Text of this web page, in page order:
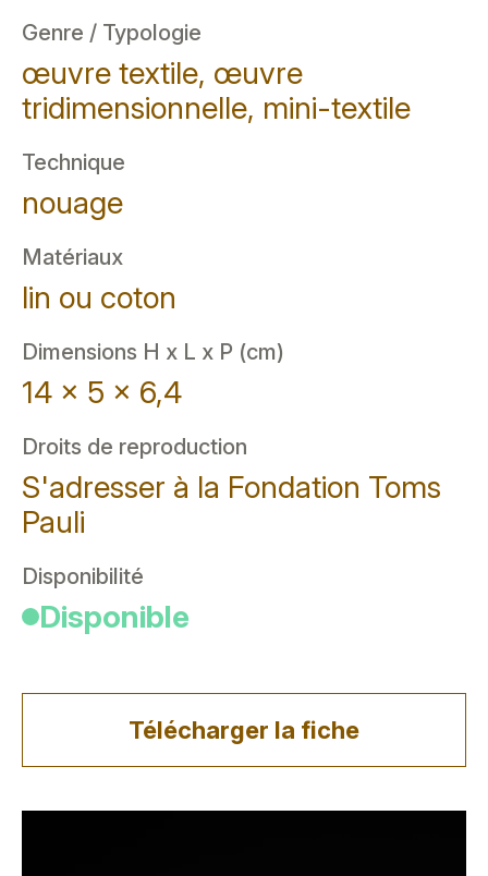
Genre / Typologie
œuvre textile, œuvre
tridimensionnelle, mini-textile
Technique
nouage
Matériaux
lin ou coton
Dimensions H x L x P (cm)
14 x 5 x 6,4
Droits de reproduction
S'adresser à la Fondation Toms
Pauli
Disponibilité
Disponible
Télécharger la fiche